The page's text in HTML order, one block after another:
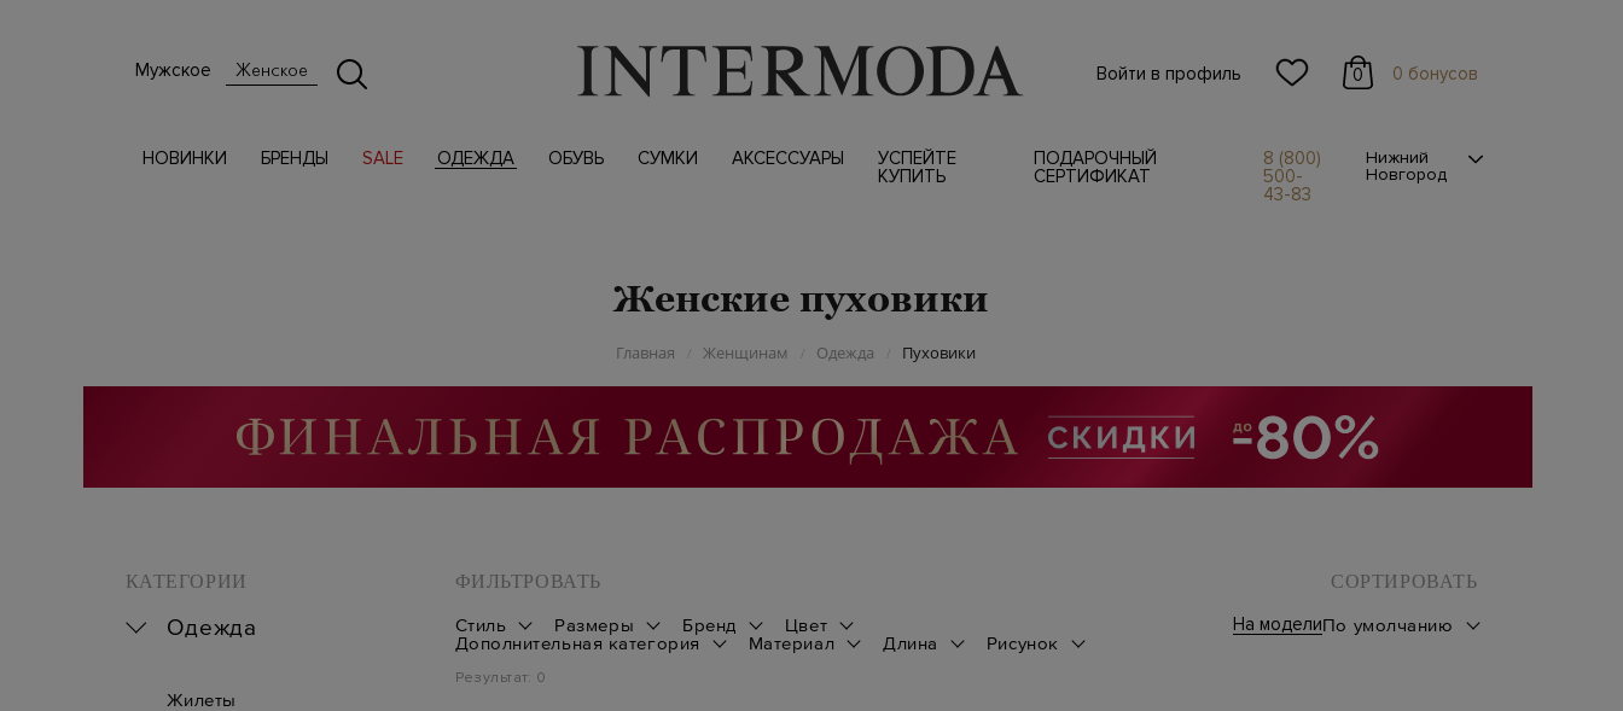
Мужское Женское Войти в профиль 0 0 бонусов
НОВИНКИ БРЕНДЫ SALE ОДЕЖДА ОБУВЬ СУМКИ АКСЕССУАРЫ
УСПЕЙТЕ
КУПИТЬ
ПОДАРОЧНЫЙ
СЕРТИФИКАТ
8 (800)
500-
43-83
Нижний
Новгород
Женские пуховики
Главная / Женщинам / Одежда / Пуховики
КАТЕГОРИИ
Одежда
Жилеты
ФИЛЬТРОВАТЬ
Стиль Размеры Бренд
Цвет
Дополнительная категория
Материал Длина Рисунок
На модели
СОРТИРОВАТЬ
По умолчанию
Результат: 0